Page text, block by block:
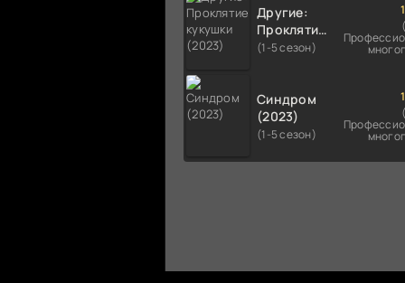
Другие:
Проклятие
кукушки
(1-5 сезон)
Синдром
(2023)
(1-5 сезон)